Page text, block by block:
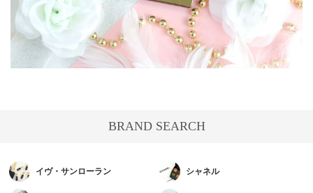
BRAND SEARCH
イヴ・サンローラン シャネル